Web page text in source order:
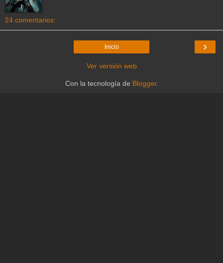
24 comentarios:
›
Inicio
Ver versión web
Con la tecnología de Blogger.